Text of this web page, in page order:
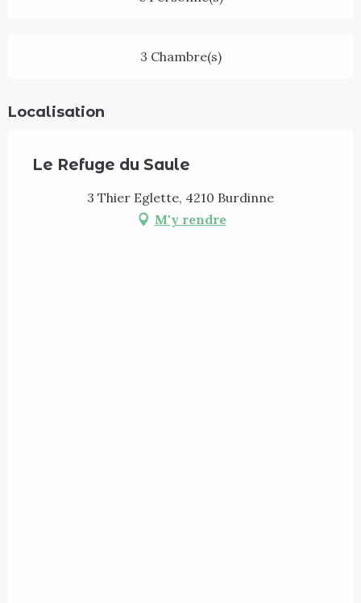
3 Chambre(s)
Localisation
Le Refuge du Saule
3 Thier Eglette, 4210 Burdinne
M'y rendre